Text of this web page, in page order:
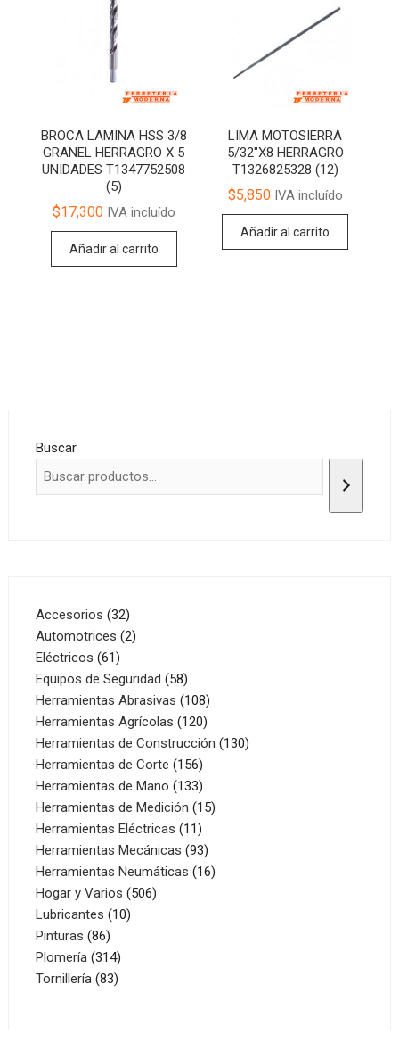
BROCA LAMINA HSS 3/8
GRANEL HERRAGRO X 5
UNIDADES T1347752508
(5)
$17,300IVA incluído
Añadir al carrito
LIMA MOTOSIERRA
5/32″X8 HERRAGRO
T1326825328 (12)
$5,850IVA incluído
Añadir al carrito
Buscar
Accesorios 3232
productos
Automotrices 22
Eléctricos 6161
productos
Equipos de Seguridad 5858
productos
Herramientas Abrasivas 108108
productos
Herramientas Agrícolas 120120
productos
Herramientas de Construcción 130130
Herramientas de Corte 156156
productos
Herramientas de Mano 133133
productos
Herramientas de Medición 1515
Herramientas Eléctricas 1111
productos
Herramientas Mecánicas 9393
productos
Herramientas Neumáticas 1616
Hogar y Varios 506506
Lubricantes 1010
Pinturas 8686
productos
Plomería 314314
productos
Tornillería 8383